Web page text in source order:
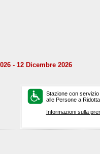
- 12 Dicembre 2026
Stazione con
alle Persone a
Informazioni sulla